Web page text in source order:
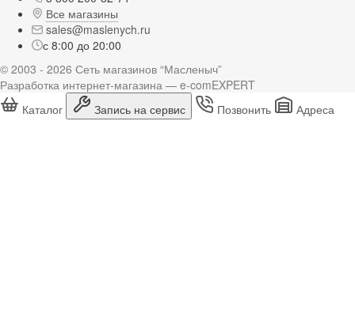
Все магазины
sales@maslenych.ru
с 8:00 до 20:00
© 2003 - 2026 Сеть магазинов “Масленыч”
Разработка интернет-магазина — e-comEXPERT
Каталог
Запись на сервис Позвонить Адреса